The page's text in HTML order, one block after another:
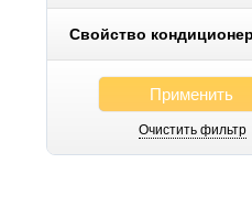
Свойство
Применить
Очистить фильтр